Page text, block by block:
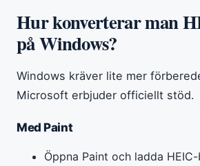
Hur konverterar man
på Windows?
Windows kräver lite mer
Microsoft erbjuder officiellt stöd.
Med Paint
Öppna Paint och ladda